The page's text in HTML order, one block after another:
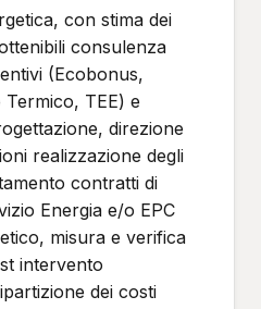
con stima dei
consulenza
(Ecobonus,
TEE) e
direzione
realizzazione degli
contratti di
Energia e/o EPC
misura e verifica
intervento
dei costi